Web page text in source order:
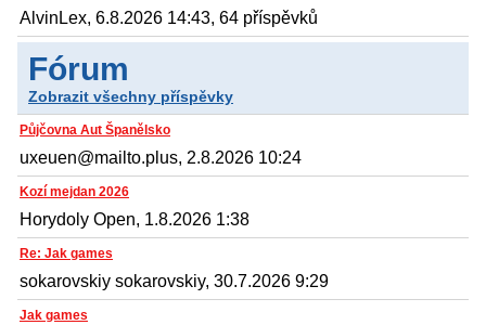
AlvinLex, 6.8.2026 14:43, 64 příspěvků
Fórum
Zobrazit všechny příspěvky
Půjčovna Aut Španělsko
uxeuen@mailto.plus, 2.8.2026 10:24
Kozí mejdan 2026
Horydoly Open, 1.8.2026 1:38
Re: Jak games
sokarovskiy sokarovskiy, 30.7.2026 9:29
Jak games